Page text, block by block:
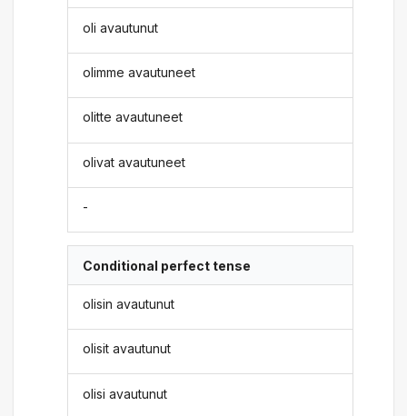
oli avautunut
olimme avautuneet
olitte avautuneet
olivat avautuneet
-
Conditional perfect tense
olisin avautunut
olisit avautunut
olisi avautunut